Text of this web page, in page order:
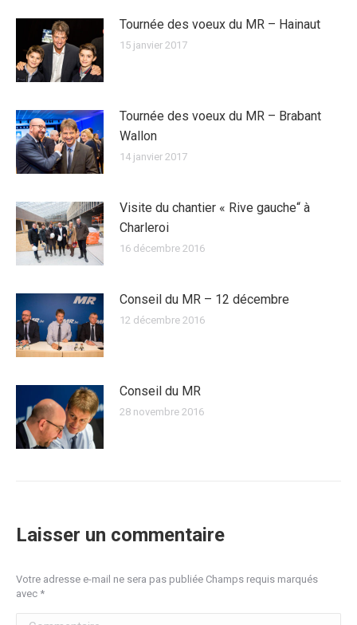
Tournée des voeux du MR – Hainaut
15 janvier 2017
Tournée des voeux du MR – Brabant
Wallon
14 janvier 2017
Visite du chantier « Rive gauche“ à
Charleroi
16 décembre 2016
Conseil du MR – 12 décembre
12 décembre 2016
Conseil du MR
28 novembre 2016
Laisser un commentaire
Votre adresse e-mail ne sera pas publiée Champs requis marqués
avec *